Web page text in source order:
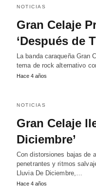
NOTICIAS
Gran Celaje
‘Después de
La banda caraqueña Gran
tema de rock alternativo
Hace 4 años
NOTICIAS
Gran Celaje
Diciembre’
Con distorsiones bajas de
penetrantes y ritmos
Lluvia De Diciembre,…
Hace 4 años